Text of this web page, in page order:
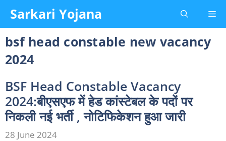
content
Sarkari Yojana
bsf head constable new vacancy
2024
BSF Head Constable Vacancy
2024:बीएसएफ में हेड कांस्टेबल के पदों पर
निकली नई भर्ती , नोटिफिकेशन हुआ जारी
28 June 2024